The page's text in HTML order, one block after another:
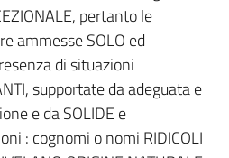
pertanto le
ammesse SOLO ed
di situazioni
supportate da adeguata e
e da SOLIDE e
: cognomi o nomi RIDICOLI